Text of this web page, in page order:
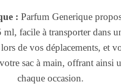
: Parfum Generique
facile à transporter dans
de vos déplacements, et
sac à main, offrant ainsi
chaque occasion.